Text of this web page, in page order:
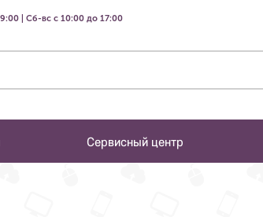
| Сб-вс с 10:00 до 17:00
Сервисный центр